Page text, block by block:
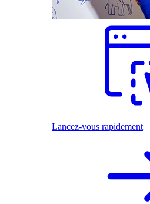
Lancez-vous rapidement